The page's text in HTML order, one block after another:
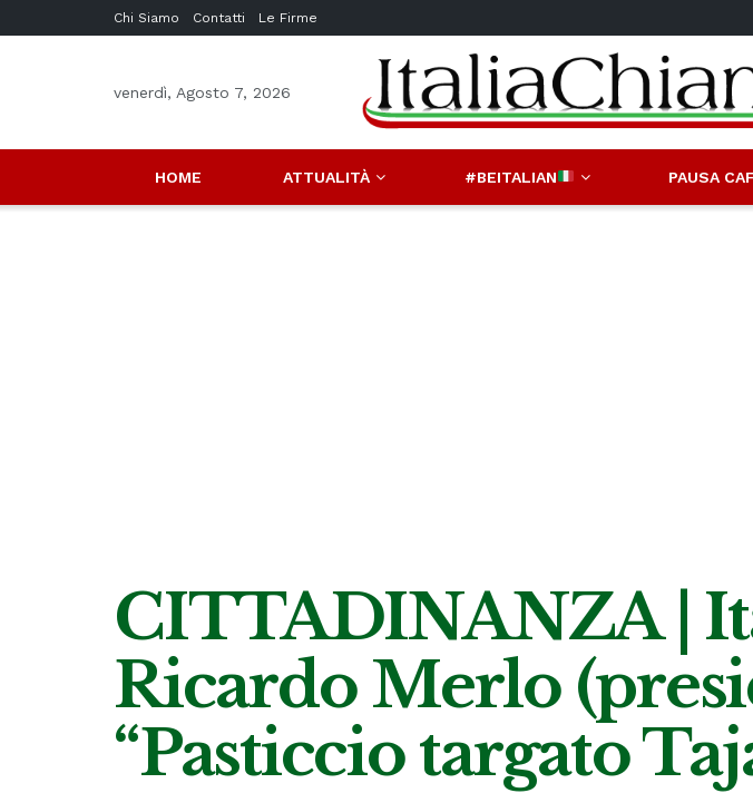
Chi Siamo Contatti Le Firme
venerdì, Agosto 7, 2026
HOME ATTUALITÀ #BEITALIAN PAUSA
CITTADINANZA |
Ricardo Merlo
“Pasticcio targato